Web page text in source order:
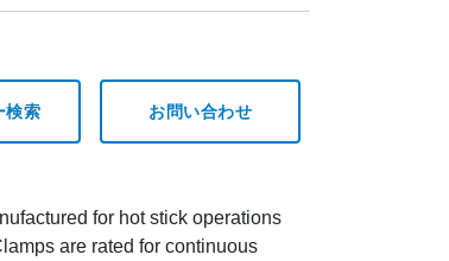
検索 お問い合わせ
for hot stick operations
are rated for continuous